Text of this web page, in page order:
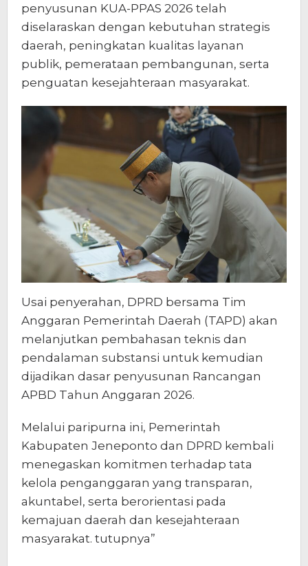
penyusunan KUA-PPAS 2026 telah
diselaraskan dengan kebutuhan strategis
daerah, peningkatan kualitas layanan
publik, pemerataan pembangunan, serta
penguatan kesejahteraan masyarakat.
Usai penyerahan, DPRD bersama Tim
Anggaran Pemerintah Daerah (TAPD) akan
melanjutkan pembahasan teknis dan
pendalaman substansi untuk kemudian
dijadikan dasar penyusunan Rancangan
APBD Tahun Anggaran 2026.
Melalui paripurna ini, Pemerintah
Kabupaten Jeneponto dan DPRD kembali
menegaskan komitmen terhadap tata
kelola penganggaran yang transparan,
akuntabel, serta berorientasi pada
kemajuan daerah dan kesejahteraan
masyarakat. tutupnya”